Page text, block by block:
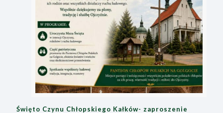
Święto Czynu Chłopskiego Kałków- zaproszenie